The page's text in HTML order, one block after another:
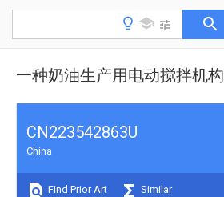
一种奶油生产用电动搅拌机构
CN223542863U
China
Find Prior Art Similar